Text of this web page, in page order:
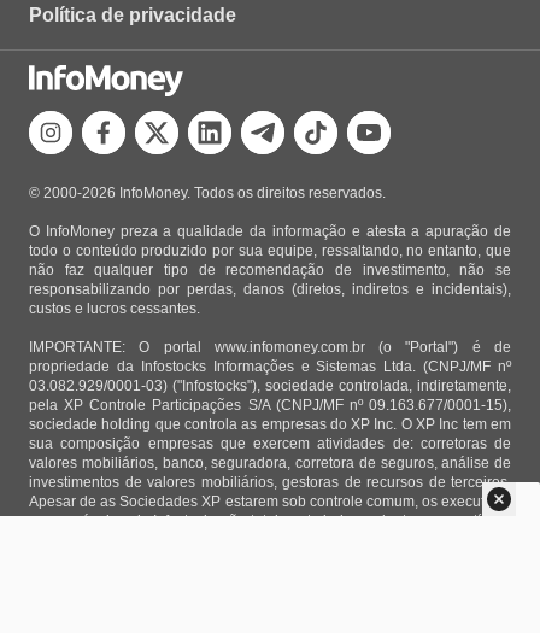
Política de privacidade
© 2000-2026 InfoMoney. Todos os direitos reservados.
O InfoMoney preza a qualidade da informação e atesta a apuração de
todo o conteúdo produzido por sua equipe, ressaltando, no entanto, que
não faz qualquer tipo de recomendação de investimento, não se
responsabilizando por perdas, danos (diretos, indiretos e incidentais),
custos e lucros cessantes.
IMPORTANTE: O portal www.infomoney.com.br (o "Portal") é de
propriedade da Infostocks Informações e Sistemas Ltda. (CNPJ/MF nº
03.082.929/0001-03) ("Infostocks"), sociedade controlada, indiretamente,
pela XP Controle Participações S/A (CNPJ/MF nº 09.163.677/0001-15),
sociedade holding que controla as empresas do XP Inc. O XP Inc tem em
sua composição empresas que exercem atividades de: corretoras de
valores mobiliários, banco, seguradora, corretora de seguros, análise de
investimentos de valores mobiliários, gestoras de recursos de terceiros.
Apesar de as Sociedades XP estarem sob controle comum, os executivos
responsáveis pela Infostocks são totalmente independentes e as notícias,